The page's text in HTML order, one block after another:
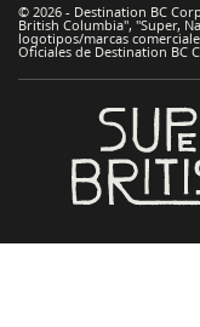
© 2026 - Destination BC
British Columbia", "Super,
logotipos/marcas
Oficiales de Destination BC